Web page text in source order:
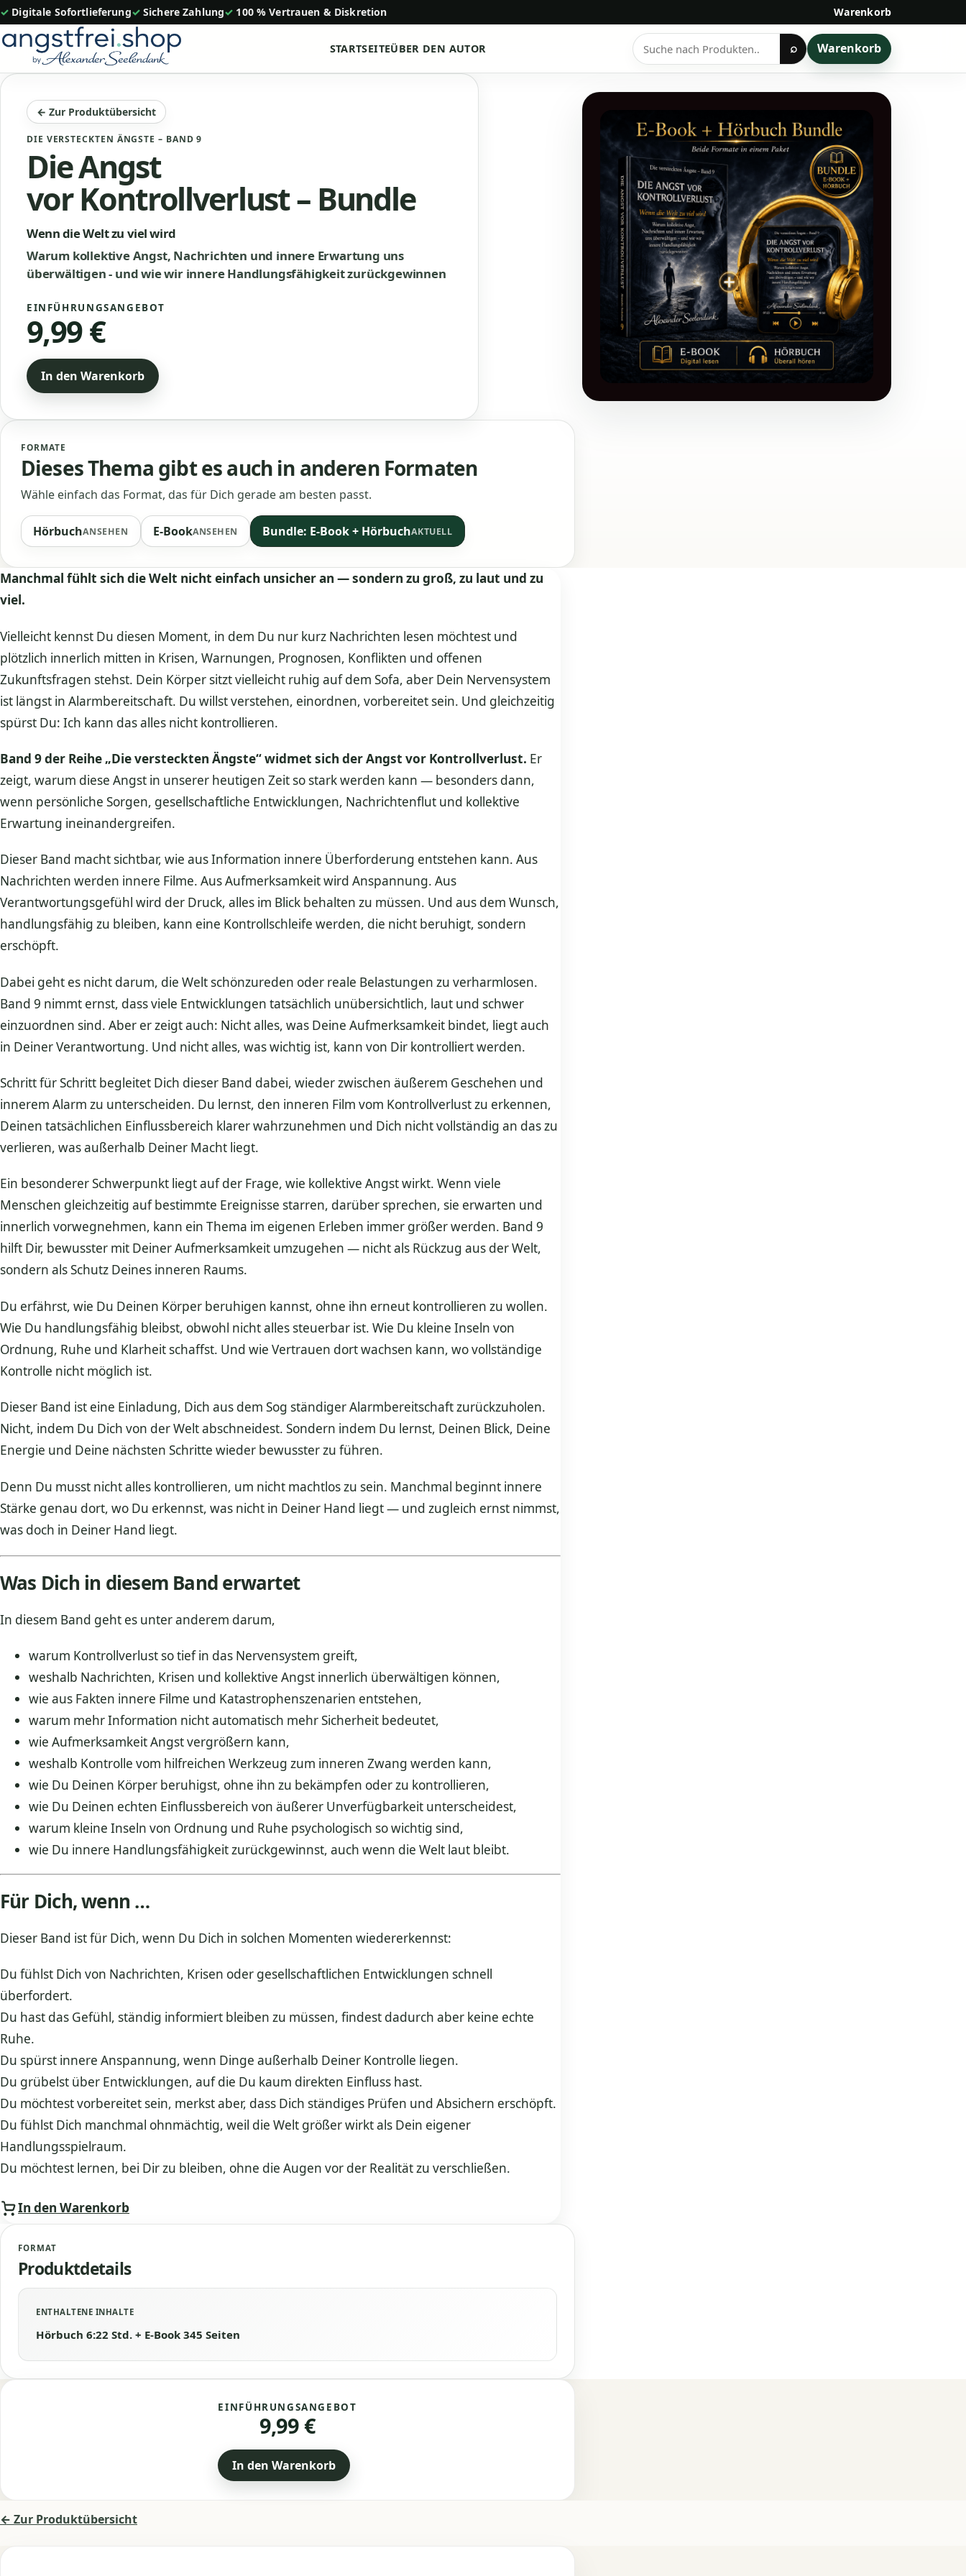
Zum
Inhalt
springen
✓ Digitale Sofortlieferung ✓ Sichere Zahlung ✓ 100 % Vertrauen & Diskretion Warenkorb
STARTSEITEÜBER DEN AUTOR
Produkte
suchen
⌕ Warenkorb
← Zur Produktübersicht
DIE VERSTECKTEN ÄNGSTE – BAND 9
Die Angst
vor Kontrollverlust – Bundle
Wenn die Welt zu viel wird
Warum kollektive Angst, Nachrichten und innere Erwartung uns
überwältigen - und wie wir innere Handlungsfähigkeit zurückgewinnen
EINFÜHRUNGSANGEBOT
9,99 €
In den Warenkorb
FORMATE
Dieses Thema gibt es auch in anderen Formaten
Wähle einfach das Format, das für Dich gerade am besten passt.
HörbuchANSEHEN E-BookANSEHEN Bundle: E-Book + HörbuchAKTUELL
Manchmal fühlt sich die Welt nicht einfach unsicher an — sondern zu groß, zu laut und zu
viel.
Vielleicht kennst Du diesen Moment, in dem Du nur kurz Nachrichten lesen möchtest und
plötzlich innerlich mitten in Krisen, Warnungen, Prognosen, Konflikten und offenen
Zukunftsfragen stehst. Dein Körper sitzt vielleicht ruhig auf dem Sofa, aber Dein Nervensystem
ist längst in Alarmbereitschaft. Du willst verstehen, einordnen, vorbereitet sein. Und gleichzeitig
spürst Du: Ich kann das alles nicht kontrollieren.
Band 9 der Reihe „Die versteckten Ängste“ widmet sich der Angst vor Kontrollverlust. Er
zeigt, warum diese Angst in unserer heutigen Zeit so stark werden kann — besonders dann,
wenn persönliche Sorgen, gesellschaftliche Entwicklungen, Nachrichtenflut und kollektive
Erwartung ineinandergreifen.
Dieser Band macht sichtbar, wie aus Information innere Überforderung entstehen kann. Aus
Nachrichten werden innere Filme. Aus Aufmerksamkeit wird Anspannung. Aus
Verantwortungsgefühl wird der Druck, alles im Blick behalten zu müssen. Und aus dem Wunsch,
handlungsfähig zu bleiben, kann eine Kontrollschleife werden, die nicht beruhigt, sondern
erschöpft.
Dabei geht es nicht darum, die Welt schönzureden oder reale Belastungen zu verharmlosen.
Band 9 nimmt ernst, dass viele Entwicklungen tatsächlich unübersichtlich, laut und schwer
einzuordnen sind. Aber er zeigt auch: Nicht alles, was Deine Aufmerksamkeit bindet, liegt auch
in Deiner Verantwortung. Und nicht alles, was wichtig ist, kann von Dir kontrolliert werden.
Schritt für Schritt begleitet Dich dieser Band dabei, wieder zwischen äußerem Geschehen und
innerem Alarm zu unterscheiden. Du lernst, den inneren Film vom Kontrollverlust zu erkennen,
Deinen tatsächlichen Einflussbereich klarer wahrzunehmen und Dich nicht vollständig an das zu
verlieren, was außerhalb Deiner Macht liegt.
Ein besonderer Schwerpunkt liegt auf der Frage, wie kollektive Angst wirkt. Wenn viele
Menschen gleichzeitig auf bestimmte Ereignisse starren, darüber sprechen, sie erwarten und
innerlich vorwegnehmen, kann ein Thema im eigenen Erleben immer größer werden. Band 9
hilft Dir, bewusster mit Deiner Aufmerksamkeit umzugehen — nicht als Rückzug aus der Welt,
sondern als Schutz Deines inneren Raums.
Du erfährst, wie Du Deinen Körper beruhigen kannst, ohne ihn erneut kontrollieren zu wollen.
Wie Du handlungsfähig bleibst, obwohl nicht alles steuerbar ist. Wie Du kleine Inseln von
Ordnung, Ruhe und Klarheit schaffst. Und wie Vertrauen dort wachsen kann, wo vollständige
Kontrolle nicht möglich ist.
Dieser Band ist eine Einladung, Dich aus dem Sog ständiger Alarmbereitschaft zurückzuholen.
Nicht, indem Du Dich von der Welt abschneidest. Sondern indem Du lernst, Deinen Blick, Deine
Energie und Deine nächsten Schritte wieder bewusster zu führen.
Denn Du musst nicht alles kontrollieren, um nicht machtlos zu sein. Manchmal beginnt innere
Stärke genau dort, wo Du erkennst, was nicht in Deiner Hand liegt — und zugleich ernst nimmst,
was doch in Deiner Hand liegt.
Was Dich in diesem Band erwartet
In diesem Band geht es unter anderem darum,
warum Kontrollverlust so tief in das Nervensystem greift,
weshalb Nachrichten, Krisen und kollektive Angst innerlich überwältigen können,
wie aus Fakten innere Filme und Katastrophenszenarien entstehen,
warum mehr Information nicht automatisch mehr Sicherheit bedeutet,
wie Aufmerksamkeit Angst vergrößern kann,
weshalb Kontrolle vom hilfreichen Werkzeug zum inneren Zwang werden kann,
wie Du Deinen Körper beruhigst, ohne ihn zu bekämpfen oder zu kontrollieren,
wie Du Deinen echten Einflussbereich von äußerer Unverfügbarkeit unterscheidest,
warum kleine Inseln von Ordnung und Ruhe psychologisch so wichtig sind,
wie Du innere Handlungsfähigkeit zurückgewinnst, auch wenn die Welt laut bleibt.
Für Dich, wenn …
Dieser Band ist für Dich, wenn Du Dich in solchen Momenten wiedererkennst:
Du fühlst Dich von Nachrichten, Krisen oder gesellschaftlichen Entwicklungen schnell
überfordert.
Du hast das Gefühl, ständig informiert bleiben zu müssen, findest dadurch aber keine echte
Ruhe.
Du spürst innere Anspannung, wenn Dinge außerhalb Deiner Kontrolle liegen.
Du grübelst über Entwicklungen, auf die Du kaum direkten Einfluss hast.
Du möchtest vorbereitet sein, merkst aber, dass Dich ständiges Prüfen und Absichern erschöpft.
Du fühlst Dich manchmal ohnmächtig, weil die Welt größer wirkt als Dein eigener
Handlungsspielraum.
Du möchtest lernen, bei Dir zu bleiben, ohne die Augen vor der Realität zu verschließen.
In den Warenkorb
FORMAT
Produktdetails
ENTHALTENE INHALTE
Hörbuch 6:22 Std. + E-Book 345 Seiten
EINFÜHRUNGSANGEBOT
9,99 €
In den Warenkorb
← Zur Produktübersicht